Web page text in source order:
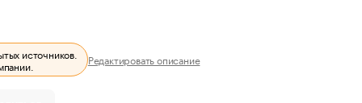
источников.
Редактировать описание